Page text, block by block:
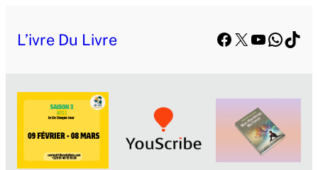
L’ivre Du Livre Facebook
X YouTube